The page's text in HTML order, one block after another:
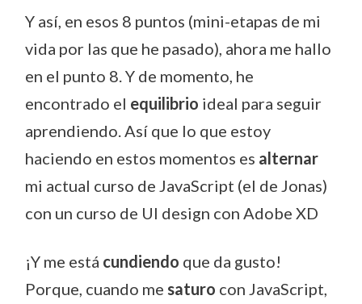
Y así, en esos 8 puntos (mini-etapas de mi
vida por las que he pasado), ahora me hallo
en el punto 8. Y de momento, he
encontrado el equilibrio ideal para seguir
aprendiendo. Así que lo que estoy
haciendo en estos momentos es alternar
mi actual curso de JavaScript (el de Jonas)
con un curso de UI design con Adobe XD
¡Y me está cundiendo que da gusto!
Porque, cuando me saturo con JavaScript,